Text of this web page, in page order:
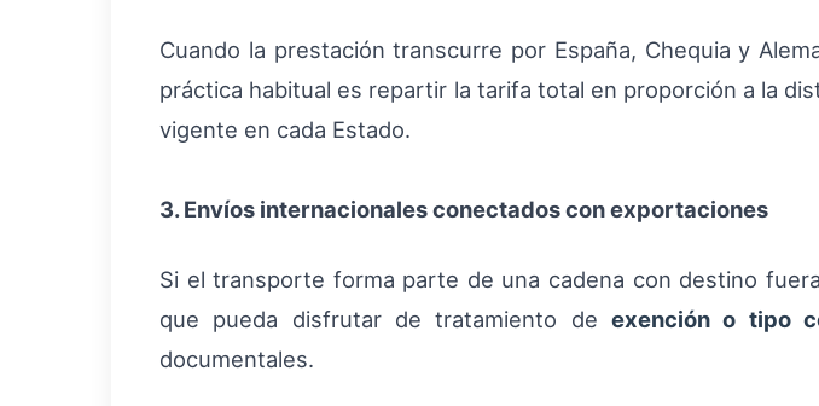
Cuando la prestación transcurre por España, Chequia y
práctica habitual es repartir la tarifa total en proporción a la
vigente en cada Estado.
3. Envíos internacionales conectados con exportaciones
Si el transporte forma parte de una cadena con destino
que pueda disfrutar de tratamiento deexención o tipo
documentales.